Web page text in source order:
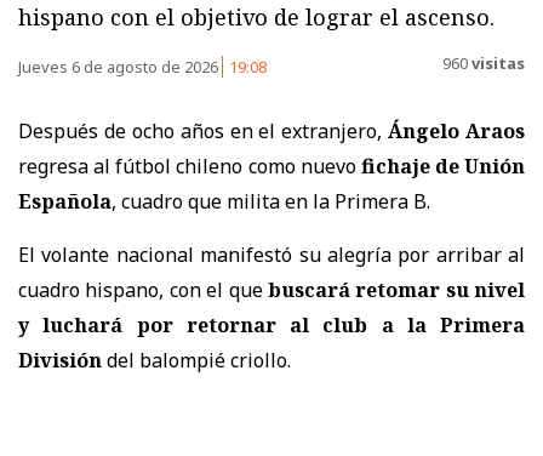
hispano con el objetivo de lograr el ascenso.
Jueves 6 de agosto de 2026 19:08 960visitas
Después de ocho años en el extranjero,Ángelo Araos
regresa al fútbol chileno como nuevofichaje de Unión
Española, cuadro que milita en la Primera B.
El volante nacional manifestó su alegría por arribar al
cuadro hispano, con el quebuscará retomar su nivel
y luchará por retornar al club a la Primera
Divisióndel balompié criollo.